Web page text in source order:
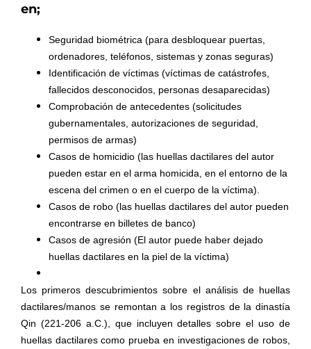
en;
Seguridad biométrica (para desbloquear puertas,
ordenadores, teléfonos, sistemas y zonas seguras)
Identificación de víctimas (víctimas de catástrofes,
fallecidos desconocidos, personas desaparecidas)
Comprobación de antecedentes (solicitudes
gubernamentales, autorizaciones de seguridad,
permisos de armas)
Casos de homicidio (las huellas dactilares del autor
pueden estar en el arma homicida, en el entorno de la
escena del crimen o en el cuerpo de la víctima).
Casos de robo (las huellas dactilares del autor pueden
encontrarse en billetes de banco)
Casos de agresión (El autor puede haber dejado
huellas dactilares en la piel de la víctima)
Los primeros descubrimientos sobre el análisis de huellas
dactilares/manos se remontan a los registros de la dinastía
Qin (221-206 a.C.), que incluyen detalles sobre el uso de
huellas dactilares como prueba en investigaciones de robos,